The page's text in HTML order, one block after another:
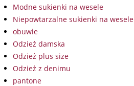
Modne sukienki na wesele
Niepowtarzalne sukienki na wesele
obuwie
Odzież damska
Odzież plus size
Odzież z denimu
pantone